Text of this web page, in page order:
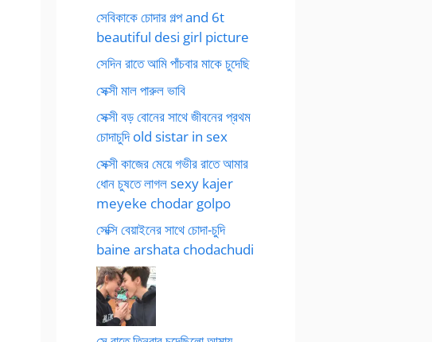
সেবিকাকে চোদার গল্প and 6t
beautiful desi girl picture
সেদিন রাতে আমি পাঁচবার মাকে চুদেছি
সেক্সী মাল পারুল ভাবি
সেক্সী বড় বোনের সাথে জীবনের প্রথম
চোদাচুদি old sistar in sex
সেক্সী কাজের মেয়ে গভীর রাতে আমার
ধোন চুষতে লাগল sexy kajer
meyeke chodar golpo
সেক্সি বেয়াইনের সাথে চোদা-চুদি
baine arshata chodachudi